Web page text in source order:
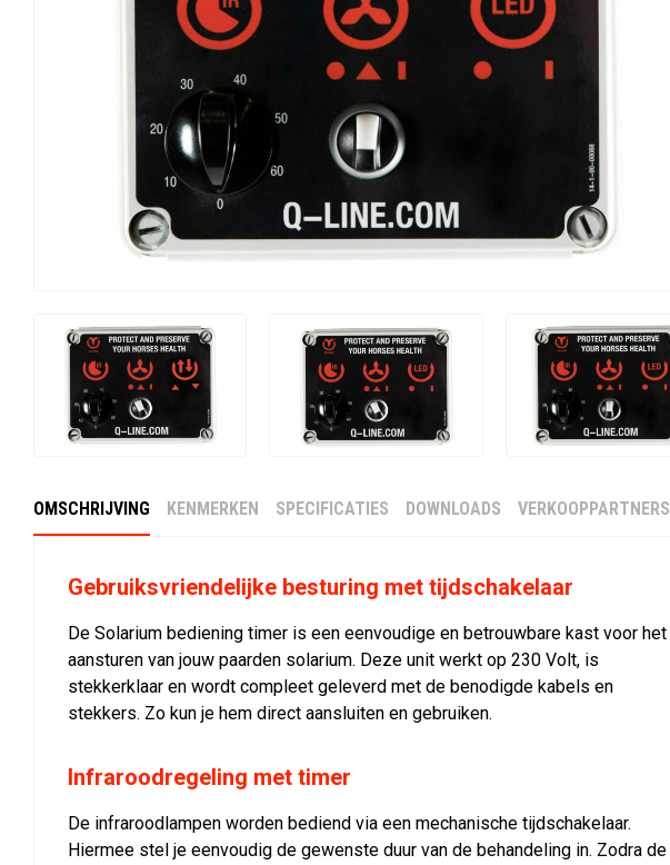
OMSCHRIJVING KENMERKEN SPECIFICATIES DOWNLOADS VERKOOPPARTNERS
Gebruiksvriendelijke besturing met tijdschakelaar
De Solarium bediening timer is een eenvoudige en betrouwbare kast voor het
aansturen van jouw paarden solarium. Deze unit werkt op 230 Volt, is
stekkerklaar en wordt compleet geleverd met de benodigde kabels en
stekkers. Zo kun je hem direct aansluiten en gebruiken.
Infraroodregeling met timer
De infraroodlampen worden bediend via een mechanische tijdschakelaar.
Hiermee stel je eenvoudig de gewenste duur van de behandeling in. Zodra de